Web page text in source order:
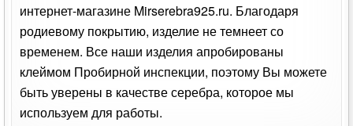
интернет-магазине Mirserebra925.ru. Благодаря
родиевому покрытию, изделие не темнеет со
временем. Все наши изделия апробированы
клеймом Пробирной инспекции, поэтому Вы можете
быть уверены в качестве серебра, которое мы
используем для работы.